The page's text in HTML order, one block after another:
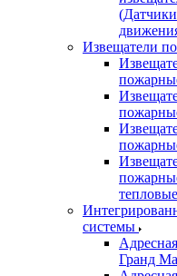
(Датчики
Извещатели
тепловые
системы
Гранд